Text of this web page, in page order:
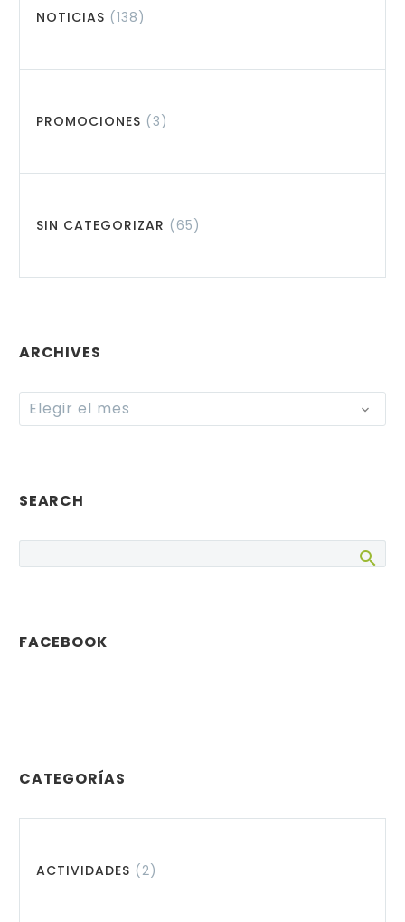
NOTICIAS (138)
PROMOCIONES (3)
SIN CATEGORIZAR (65)
ARCHIVES
Archives
Elegir el mes
SEARCH
FACEBOOK
CATEGORÍAS
ACTIVIDADES (2)